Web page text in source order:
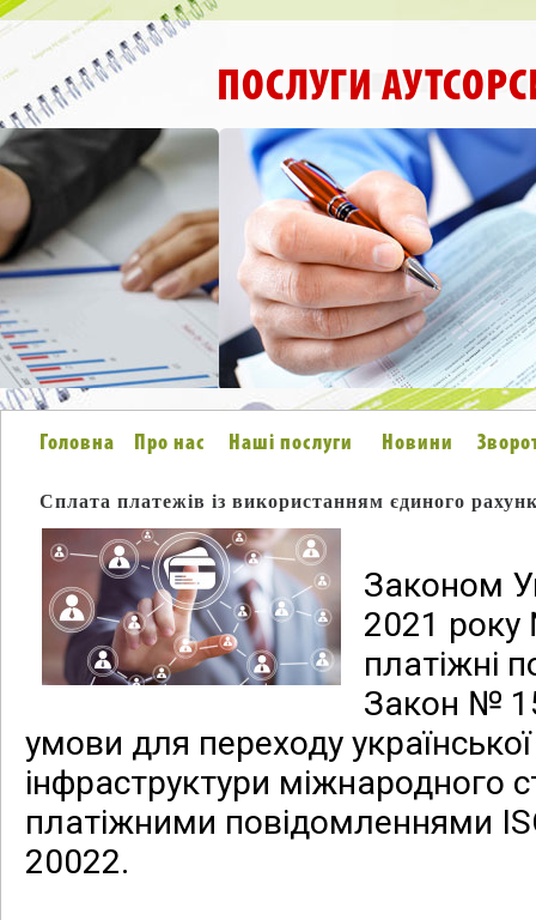
ПОСЛУГИ
Головна Про нас Наші послуги Новини
Сплата платежів із використанням єдиного
Законом
2021
платіжні
Закон №
умови для переходу
інфраструктури міжнародного
платіжними повідомленнями
20022.